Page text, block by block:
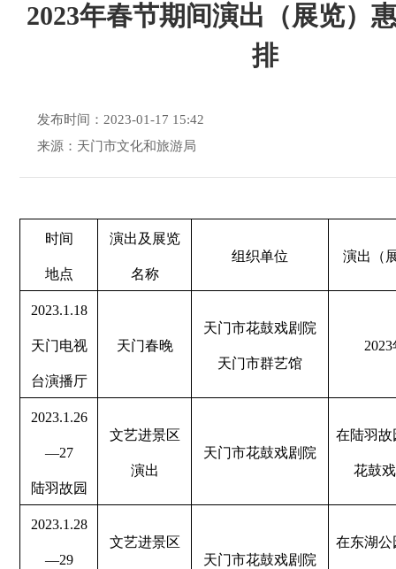
2023年春节期间演出（展览）
排
发布时间：2023-01-17 15:42
来源：天门市文化和旅游局
时间
地点
演出及展览
名称
组织单位 演出（
2023.1.18
天门电视
台演播厅
天门春晚
天门市花鼓戏剧院
天门市群艺馆
2023
2023.1.26
—27
陆羽故园
文艺进景区
演出
天门市花鼓戏剧院
在陆羽故
花鼓
2023.1.28
—29
文艺进景区
天门市花鼓戏剧院
在东湖公